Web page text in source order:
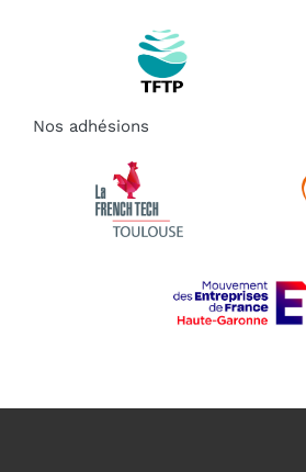
Nos adhésions